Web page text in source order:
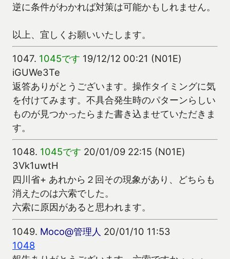
逆に条件がわかれば対策は可能かもしれません。
以上、宜しくお願いいたします。
1047. 1045です 19/12/12 00:21 (N01E)
iGUWe3Te
返答ありがとうございます。操作タイミングに気
を付けてみます。不具合発生時のパターンらしい
ものが見つかったらまた書き込ませていただきま
す。
1048. 1045です 20/01/09 22:15 (N01E)
3Vk1uwtH
四川省+ あれから２回その現象があり、どちらも
消えたのは六索でした。
六索に原因があると思われます。
1049. Moco@管理人 20/01/10 11:53
1048